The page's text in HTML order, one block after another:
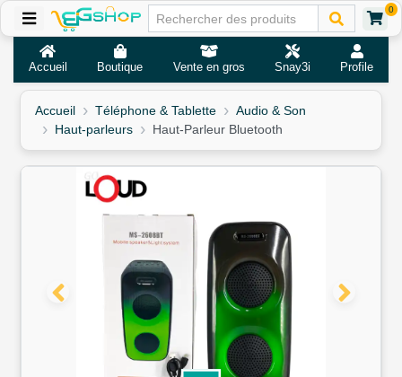
0
Accueil Boutique Vente en gros Snay3i Profile
Accueil Téléphone & Tablette
Audio & Son
Haut-parleurs
Haut-Parleur Bluetooth